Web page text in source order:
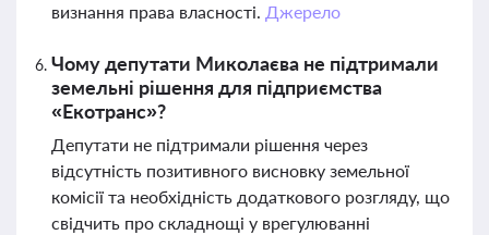
визнання права власності. Джерело
Чому депутати Миколаєва не підтримали
земельні рішення для підприємства
«Екотранс»?
Депутати не підтримали рішення через
відсутність позитивного висновку земельної
комісії та необхідність додаткового розгляду, що
свідчить про складнощі у врегулюванні